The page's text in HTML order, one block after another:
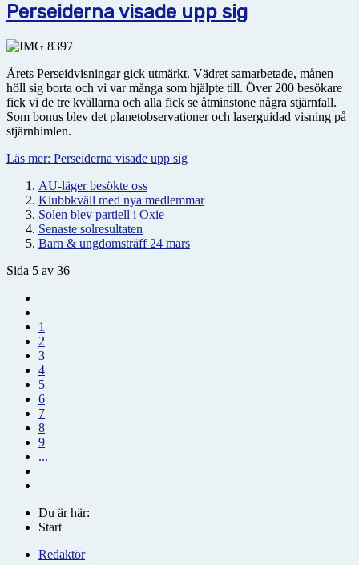
Perseiderna visade upp sig
Årets Perseidvisningar gick utmärkt. Vädret samarbetade, månen
höll sig borta och vi var många som hjälpte till. Över 200 besökare
fick vi de tre kvällarna och alla fick se åtminstone några stjärnfall.
Som bonus blev det planetobservationer och laserguidad visning på
stjärnhimlen.
Läs mer: Perseiderna visade upp sig
AU-läger besökte oss
Klubbkväll med nya medlemmar
Solen blev partiell i Oxie
Senaste solresultaten
Barn & ungdomsträff 24 mars
Sida 5 av 36
1
2
3
4
5
6
7
8
9
...
Du är här:
Start
Redaktör